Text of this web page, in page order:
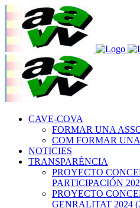
CAVE-COVA
FORMAR UNA
COM FORMAR
NOTICIES
TRANSPARÈNCIA
PROYECTO
PARTICIPACIÓN
PROYECTO
GENRALITAT 2024